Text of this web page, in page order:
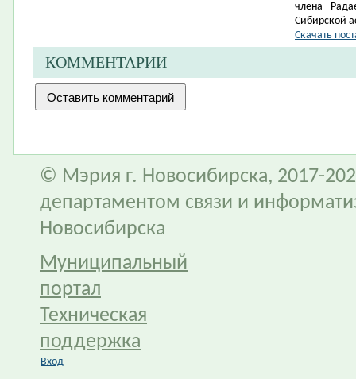
члена -
Сибирской
Скачать
КОММЕНТАРИИ
© Мэрия г. Новосибирска, 2017-
департаментом связи и
Новосибирска
Муниципальный
портал
Техническая
поддержка
Вход